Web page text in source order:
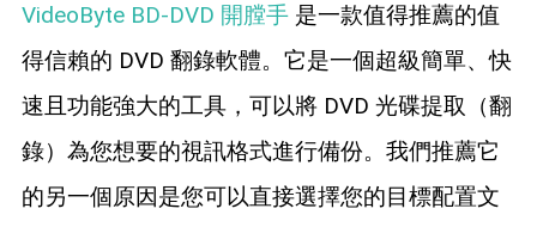
VideoByte BD-DVD 開膛手是一款值得推薦的值
得信賴的 DVD 翻錄軟體。它是一個超級簡單、快
速且功能強大的工具，可以將 DVD 光碟提取（翻
錄）為您想要的視訊格式進行備份。我們推薦它
的另一個原因是您可以直接選擇您的目標配置文